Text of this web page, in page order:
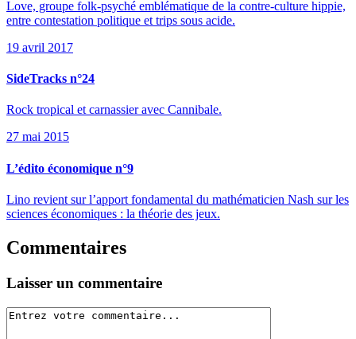
Love, groupe folk-psyché emblématique de la contre-culture hippie,
entre contestation politique et trips sous acide.
19 avril 2017
SideTracks n°24
Rock tropical et carnassier avec Cannibale.
27 mai 2015
L’édito économique n°9
Lino revient sur l’apport fondamental du mathématicien Nash sur les
sciences économiques : la théorie des jeux.
Commentaires
Laisser un commentaire